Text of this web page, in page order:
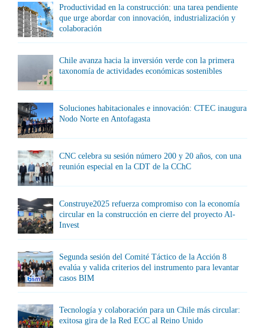
Productividad en la construcción: una tarea pendiente
que urge abordar con innovación, industrialización y
colaboración
Chile avanza hacia la inversión verde con la primera
taxonomía de actividades económicas sostenibles
Soluciones habitacionales e innovación: CTEC inaugura
Nodo Norte en Antofagasta
CNC celebra su sesión número 200 y 20 años, con una
reunión especial en la CDT de la CChC
Construye2025 refuerza compromiso con la economía
circular en la construcción en cierre del proyecto Al-
Invest
Segunda sesión del Comité Táctico de la Acción 8
evalúa y valida criterios del instrumento para levantar
casos BIM
Tecnología y colaboración para un Chile más circular:
exitosa gira de la Red ECC al Reino Unido